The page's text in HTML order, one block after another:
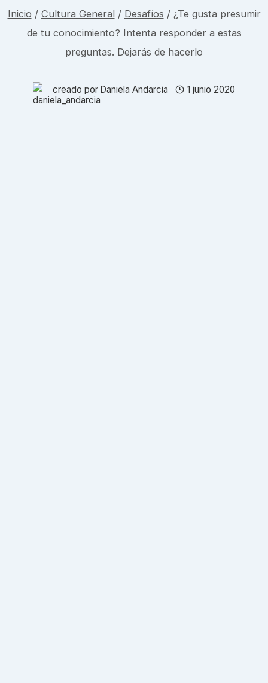
Inicio / Cultura General / Desafíos / ¿Te gusta presumir
de tu conocimiento? Intenta responder a estas
preguntas. Dejarás de hacerlo
creado por Daniela Andarcia 1 junio 2020